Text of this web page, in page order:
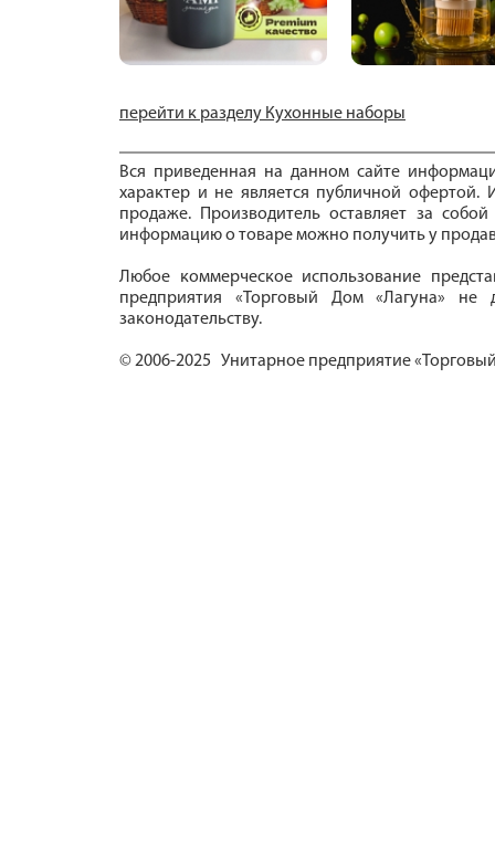
перейти к разделу Кухонные наборы
Вся приведенная на данном сайте
характер и не является публичной офертой.
продаже. Производитель оставляет за
информацию о товаре можно получить у
Любое коммерческое использование
предприятия «Торговый Дом «Лагуна» не
законодательству.
© 2006-2025 Унитарное предприятие